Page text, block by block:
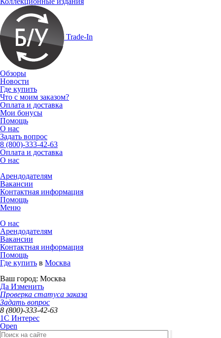
Trade-In
Обзоры
Новости
Где купить
Что с моим заказом?
Оплата и доставка
Мои бонусы
Помощь
О нас
Задать вопрос
8 (800)-333-42-63
Оплата и доставка
О нас
Арендодателям
Вакансии
Контактная информация
Помощь
Меню
О нас
Арендодателям
Вакансии
Контактная информация
Помощь
Где купить в Москва
Ваш город: Москва
Да Изменить
Проверка статуса заказа
Задать вопрос
8 (800)-333-42-63
1C Интерес
Open